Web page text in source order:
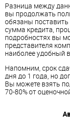
Разница между
вы продолжать
обязаны поставить
сумма кредита,
подробностях вы
представителя
наиболее удобный
Напомним, срок
дня до 1 года, но
Вы можете взять
70-80% от